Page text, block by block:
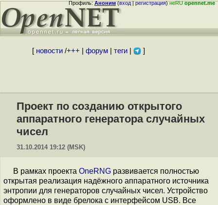
Профиль:Аноним(вход|регистрация)неRUopennet.me
[ новости/+++ форум| теги| ]
Проект по созданию открытого
аппаратного генератора случайных
чисел
31.10.2014 19:12 (MSK)
В рамках проекта OneRNG развивается полностью
открытая реализация надёжного аппаратного источника
энтропии для генераторов случайных чисел. Устройство
оформлено в виде брелока с интерфейсом USB. Все